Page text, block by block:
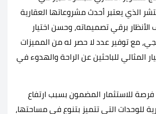
الذي يعتبر أحدث مشروعاتها العقارية
برقي تصميماته، وحسن اختيار
مع توفير عدد لا حصر له من المميزات
المثالي للباحثين عن الراحة والهدوء في
فرصة للاستثمار المضمون بسبب ارتفاع
للوحدات التي تتميز بتنوع في مساحتها،